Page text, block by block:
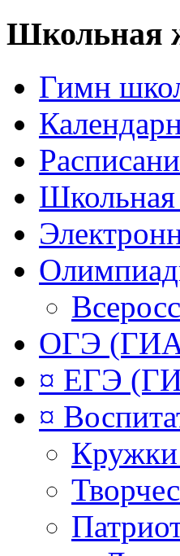
Школьная
Гимн
ОГЭ (ГИА
¤ ЕГЭ
¤